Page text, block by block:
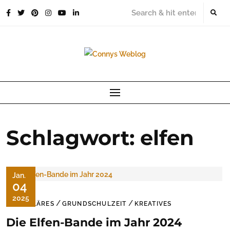
Schlagwort: elfen
Jan.
04
2025
FAMILÄRES / GRUNDSCHULZEIT / KREATIVES
Die Elfen-Bande im Jahr 2024